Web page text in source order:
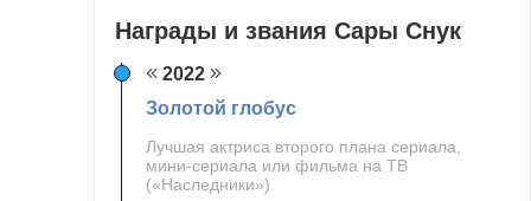
Награды и звания Сары Снук
2022
Золотой глобус
Лучшая актриса второго плана сериала,
мини-сериала или фильма на ТВ
(«Наследники»)